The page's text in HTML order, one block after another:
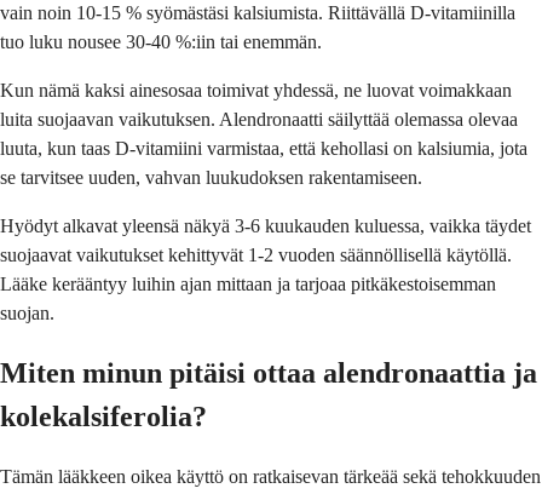
vain noin 10-15 % syömästäsi kalsiumista. Riittävällä D-vitamiinilla
tuo luku nousee 30-40 %:iin tai enemmän.
Kun nämä kaksi ainesosaa toimivat yhdessä, ne luovat voimakkaan
luita suojaavan vaikutuksen. Alendronaatti säilyttää olemassa olevaa
luuta, kun taas D-vitamiini varmistaa, että kehollasi on kalsiumia, jota
se tarvitsee uuden, vahvan luukudoksen rakentamiseen.
Hyödyt alkavat yleensä näkyä 3-6 kuukauden kuluessa, vaikka täydet
suojaavat vaikutukset kehittyvät 1-2 vuoden säännöllisellä käytöllä.
Lääke kerääntyy luihin ajan mittaan ja tarjoaa pitkäkestoisemman
suojan.
Miten minun pitäisi ottaa alendronaattia ja
kolekalsiferolia?
Tämän lääkkeen oikea käyttö on ratkaisevan tärkeää sekä tehokkuuden